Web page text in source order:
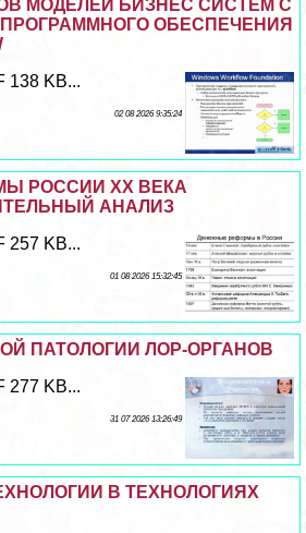
МОДЕЛЕЙ БИЗНЕС СИСТЕМ С
ОБЕСПЕЧЕНИЯ
138 KB...
02 08 2026 9:35:24
РОССИИ XX ВЕКА
АНАЛИЗ
257 KB...
01 08 2026 15:32:45
ПАТОЛОГИИ ЛОР-ОРГАНОВ
277 KB...
31 07 2026 13:26:49
В ТЕХНОЛОГИЯХ